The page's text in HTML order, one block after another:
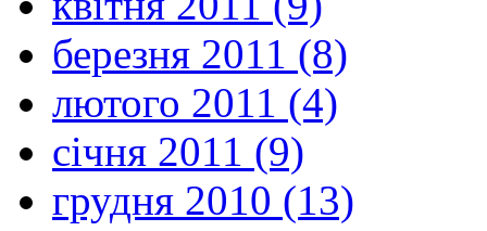
березня 2011 (8)
лютого 2011 (4)
січня 2011 (9)
грудня 2010 (13)